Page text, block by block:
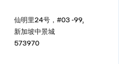
仙明里24号，#03 -99,
新加坡中景城
573970